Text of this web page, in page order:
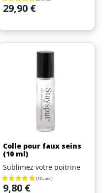
Prix
29,90 €
Colle pour faux seins
(10 ml)
Sublimez votre poitrine
Prix
9,80 €